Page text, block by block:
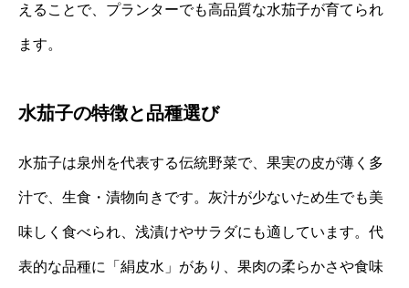
えることで、プランターでも高品質な水茄子が育てられ
ます。
水茄子の特徴と品種選び
水茄子は泉州を代表する伝統野菜で、果実の皮が薄く多
汁で、生食・漬物向きです。灰汁が少ないため生でも美
味しく食べられ、浅漬けやサラダにも適しています。代
表的な品種に「絹皮水」があり、果肉の柔らかさや食味